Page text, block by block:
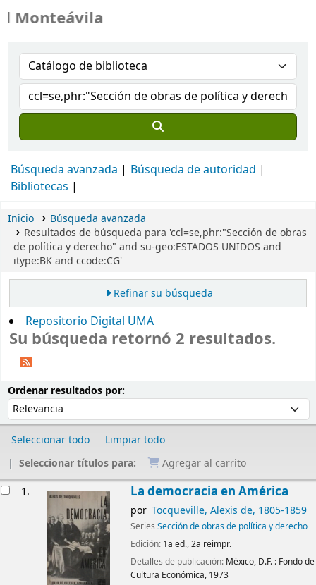
Búsqueda avanzada
Búsqueda de autoridad
Bibliotecas
Inicio
Búsqueda avanzada
Resultados de búsqueda para 'ccl=se,phr:"Sección de obras
de política y derecho" and su-geo:ESTADOS UNIDOS and
itype:BK and ccode:CG'
Refinar su búsqueda
Repositorio Digital UMA
Su búsqueda retornó 2 resultados.
Ordenar resultados por:
Seleccionar todo
Limpiar todo
Seleccionar títulos para:
Agregar al carrito
1. La democracia en América
por Tocqueville, Alexis de, 1805-1859
Series Sección de obras de política y derecho
Edición: 1a ed., 2a reimpr.
Detalles de publicación: México, D.F. : Fondo de
Cultura Económica, 1973